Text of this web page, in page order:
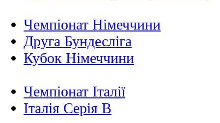
Чемпіонат Німеччини
Друга Бундесліга
Кубок Німеччини
Чемпіонат Італії
Італія Серія B